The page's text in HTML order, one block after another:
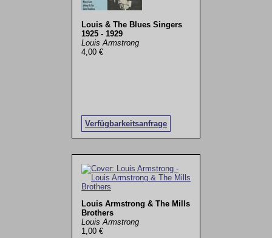
Louis & The Blues Singers
1925 - 1929
Louis Armstrong
4,00 €
Verfügbarkeitsanfrage
Louis Armstrong & The Mills
Brothers
Louis Armstrong
1,00 €